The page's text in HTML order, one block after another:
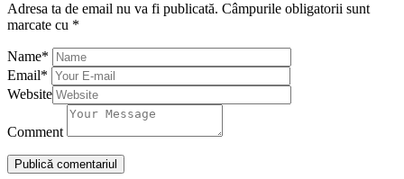
Adresa ta de email nu va fi publicată. Câmpurile obligatorii sunt
marcate cu *
Name*
Email*
Website
Comment